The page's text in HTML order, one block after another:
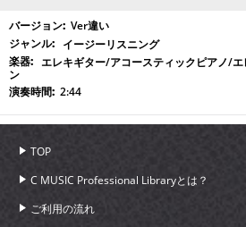
Ver違い
イージーリスニング
エレキギター/アコースティックピアノ/
ン
2:44
TOP
C MUSIC Professional Libraryとは？
ご利用の流れ